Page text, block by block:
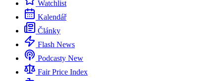
Watchlist
Kalendář
Články
Flash News
Podcasty New
Fair Price Index